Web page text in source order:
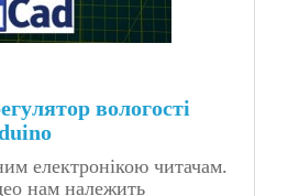
вологості
електронікою читачам.
нам належить